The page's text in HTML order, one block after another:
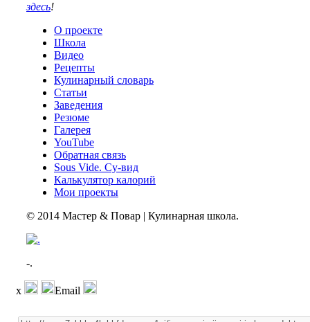
здесь!
О проекте
Школа
Видео
Рецепты
Кулинарный словарь
Статьи
Заведения
Резюме
Галерея
YouTube
Обратная связь
Sous Vide. Су-вид
Калькулятор калорий
Мои проекты
© 2014 Мастер & Повар | Кулинарная школа.
-.
x Email